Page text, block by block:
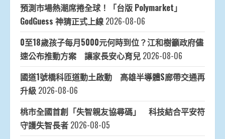
預測市場熱潮席捲全球！「台版 Polymarket」
GodGuess 神猜正式上線 2026-08-06
0至18歲孩子每月5000元何時到位？江和樹籲政府儘
速公布推動方案 讓家長安心育兒 2026-08-06
國道1號橋科匝道動土啟動 高雄半導體S廊帶交通再
升級 2026-08-06
桃市全國首創「失智親友協尋碼」 科技結合平安符
守護失智長者 2026-08-05